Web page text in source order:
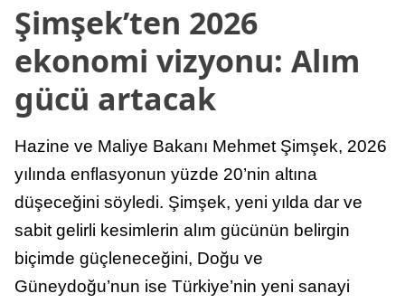
Şimşek’ten 2026
ekonomi vizyonu: Alım
gücü artacak
Hazine ve Maliye Bakanı Mehmet Şimşek, 2026
yılında enflasyonun yüzde 20’nin altına
düşeceğini söyledi. Şimşek, yeni yılda dar ve
sabit gelirli kesimlerin alım gücünün belirgin
biçimde güçleneceğini, Doğu ve
Güneydoğu’nun ise Türkiye’nin yeni sanayi